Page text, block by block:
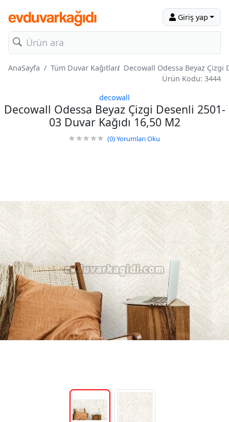
Giriş yap
AnaSayfa Tüm Duvar Kağıtları Decowall Odessa Beyaz Çizgi
Ürün Kodu: 3444
decowall
Decowall Odessa Beyaz Çizgi Desenli 2501-
03 Duvar Kağıdı 16,50 M2
(0)Yorumları Oku